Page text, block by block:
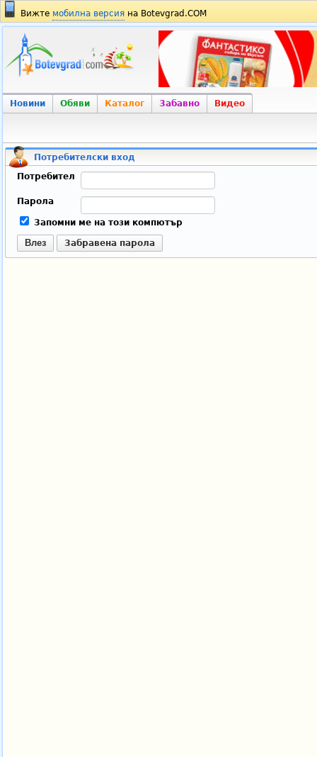
Вижте мобилна версия на Botevgrad.COM
Новини Обяви Каталог Забавно Видео
Потребителски вход
Потребител
Парола
Запомни ме на този компютър
Влез Забравена парола